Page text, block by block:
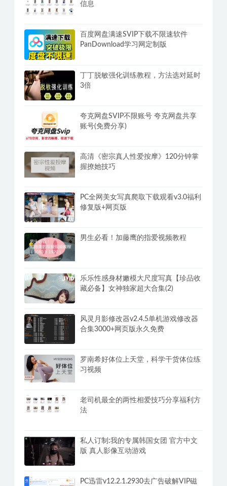
信息
百度网盘满速SVIP下载不限速软件
PanDownload学习网定制版
丁丁脱敏强化训练教程，方法选对延时
3倍
夸克网盘SVIP不限账号 夸克网盘共享
账号(免费分享)
高清《密宗真人性爱按摩》120分钟掌
握撩她技巧
PC全网美女写真爬取下载观看v3.0福利
修复版+网页版
男生必看！加藤鹰的指爱视频教程
乐乐性感身材嫩模大尺度写真【珍品收
藏必备】女神独家超大合集(2)
风灵月影修改器v2.4.5单机游戏修改器
合集3000+网页版永久免费
罗南希好体位上天堂，科学干货体位练
习视频
老司机最全的两性相爱技巧分享福利方
法
私人订制:我的专属韩国女团 官方中文
版 真人影像互动游戏
PC迅雷v12.2.1.2930去广告破解VIP磁